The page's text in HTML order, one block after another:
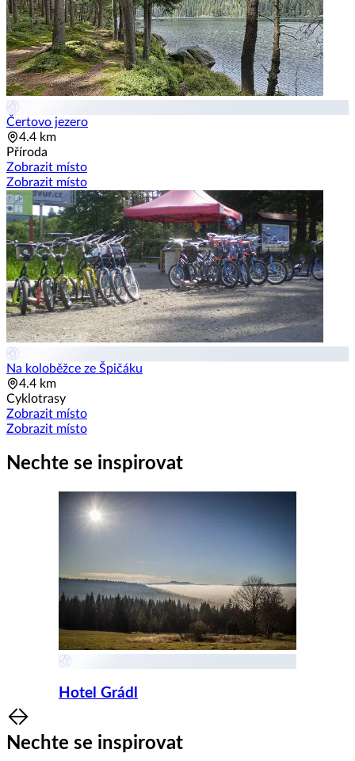
Čertovo jezero
4.4 km
Příroda
Zobrazit místo
Zobrazit místo
Na koloběžce ze Špičáku
4.4 km
Cyklotrasy
Zobrazit místo
Zobrazit místo
Nechte se inspirovat
Hotel Grádl
Item
1
of
Nechte se inspirovat